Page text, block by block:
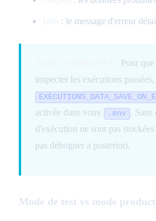
: le message d'erreur
Pour
inspecter les exécutions
activée dans votre
.env . Sans
d'exécution ne sont pas
pas déboguer a posteriori.
Mode de test vs mode